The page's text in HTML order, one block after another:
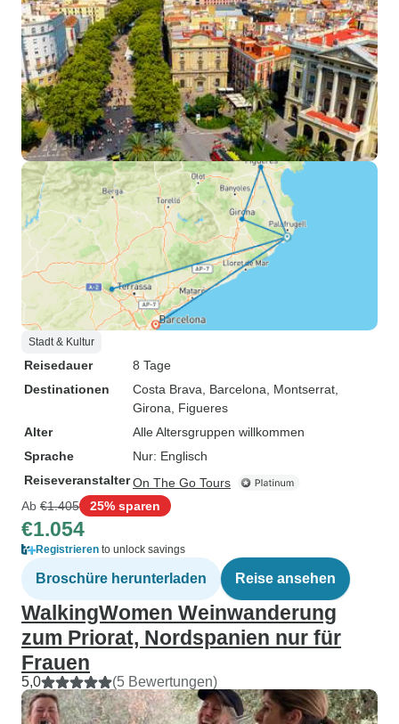
Stadt & Kultur
Reisedauer
8 Tage
Destinationen
Costa Brava , Barcelona , Montserrat
Girona , Figueres
Alter
Alle Altersgruppen willkommen
Sprache
Nur: Englisch
ReiseveranstalterOn The Go Tours
Ab €1.405 25% sparen
€1.054
Registrieren to unlock savings
Broschüre herunterladen Reise ansehen
WalkingWomen Weinwanderung
zum Priorat, Nordspanien nur für
Frauen
5,0 (5 Bewertungen)